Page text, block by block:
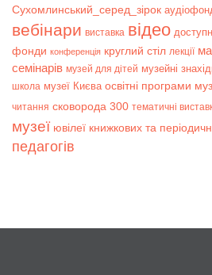
Сухомлинський_серед_зірок
вебінари виставка відео
фонди конференція круглий стіл лекції
семінарів музей для дітей музейні
школа музеї Києва освітні програми
читання сковорода 300 тематичні
музеї ювілеї книжкових та
педагогів